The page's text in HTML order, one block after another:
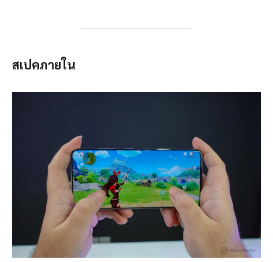
สเปคภายใน